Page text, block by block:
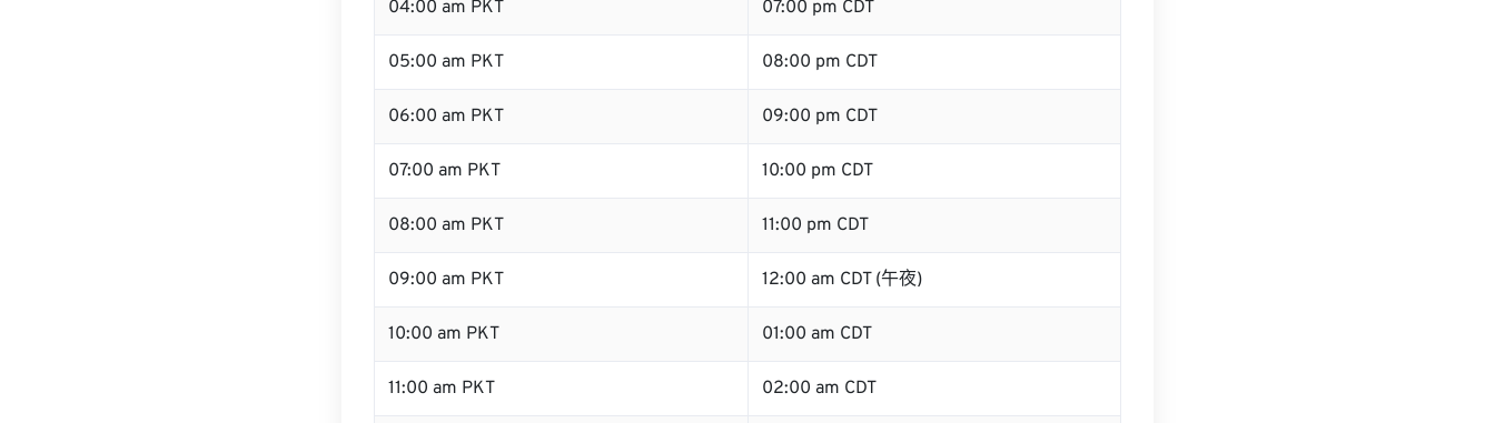
04:00 am PKT 07:00 pm CDT
05:00 am PKT 08:00 pm CDT
06:00 am PKT 09:00 pm CDT
07:00 am PKT 10:00 pm CDT
08:00 am PKT 11:00 pm CDT
09:00 am PKT 12:00 am CDT (午夜)
10:00 am PKT 01:00 am CDT
11:00 am PKT 02:00 am CDT